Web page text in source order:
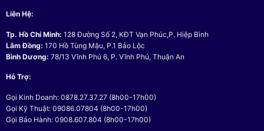
Liên Hệ:
Tp. Hồ Chí Minh: 128 Đường Số 2, KĐT Vạn Phúc,P. Hiệp Bình
Lâm Đồng: 170 Hồ Tùng Mậu, P.1 Bảo Lộc
Bình Dương: 78/13 Vĩnh Phú 6, P. Vĩnh Phú, Thuận An
Hỗ Trợ:
Gọi Kinh Doanh: 0878.27.37.27 (8h00-17h00)
Gọi Kỹ Thuật: 09086.07804 (8h00-17h00)
Gọi Bảo Hành: 0908.607.804 (8h00-17h00)